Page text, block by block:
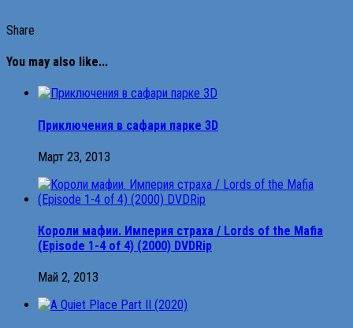
Share
You may also like...
Приключения в сафари парке 3D
Март 23, 2013
Короли мафии. Империя страха / Lords of the Mafia
(Episode 1-4 of 4) (2000) DVDRip
Май 2, 2013